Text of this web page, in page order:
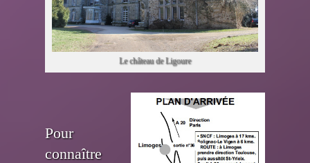
Le château de Ligoure
Pour
connaître